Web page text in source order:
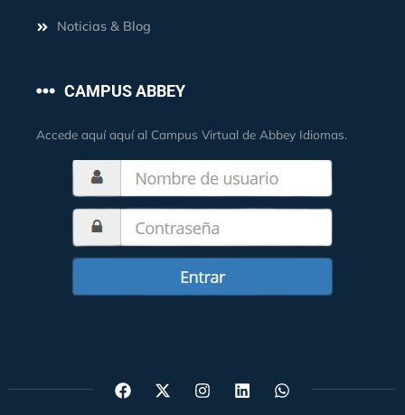
Noticias & Blog
CAMPUS ABBEY
Accede aquí aquí al Campus Virtual de Abbey Idiomas.